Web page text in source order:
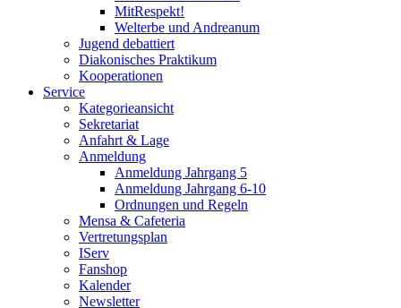
MitRespekt!
Welterbe und Andreanum
Jugend debattiert
Diakonisches Praktikum
Kooperationen
Service
Kategorieansicht
Sekretariat
Anfahrt & Lage
Anmeldung
Anmeldung Jahrgang 5
Anmeldung Jahrgang 6-10
Ordnungen und Regeln
Mensa & Cafeteria
Vertretungsplan
IServ
Fanshop
Kalender
Newsletter